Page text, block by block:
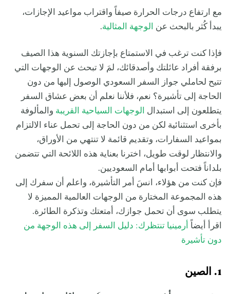
مع ارتفاع درجات الحرارة صيفاً واقتراب مواعيد الإجازات،
يبدأ كُثر بالبحث عن الوجهة المثالية.
فإذا كنت ترغب في الاستمتاع بإجازتك السنوية هذا الصيف
برفقة أفراد عائلتك وأصدقائك، لمَ لا تبحث عن الوجهات التي
تتيح لحاملي جواز السفر السعودي الوصول إليها من دون
الحاجة إلى تأشيرة؟ نعم، فلأننا نعلم أن بعض عشاق السفر
يتطلعون إلى استبدال الوجهات السياحية القريبة والمألوفة
بأخرى استثنائية لكن من دون الحاجة إلى تحمل عناء الالتزام
بمواعيد السفارات، وتقديم قائمة لا تنتهي من الأوراق،
والانتظار لوقت طويل، اخترنا بعناية هذه اللائحة التي تتضمن
بلداناً فتحت أبوابها أمام السعوديين.
فإن كنت من هؤلاء، انسَ أمر التأشيرة، واعلم أن سفرك إلى
هذه المجموعة المختارة من الوجهات العالمية المميزة لا
يتطلب سوى أن تحمل جوازك، أمتعتك وتذكرة الطائرة.
اقرأ أيضاً أرمينيا تنتظرك: دليل السفر إلى هذه الوجهة من
دون تأشيرة
1. الصين